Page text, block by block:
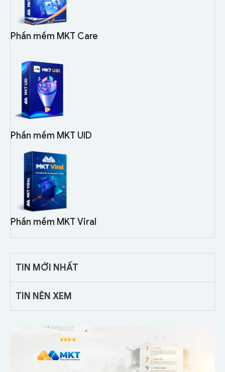
Phần mềm MKT Care
Phần mềm MKT UID
Phần mềm MKT Viral
TIN MỚI NHẤT
TIN NÊN XEM